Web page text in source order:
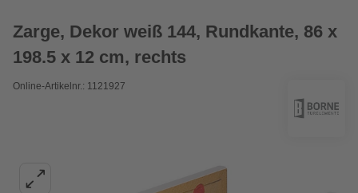
Zarge, Dekor weiß 144, Rundkante, 86 x
198.5 x 12 cm, rechts
Online-Artikelnr.: 1121927